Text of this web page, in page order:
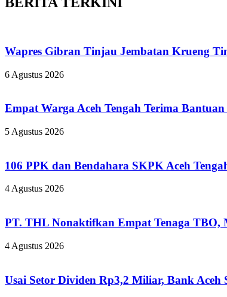
Wapres Gibran Tinjau Jembatan Krueng
6 Agustus 2026
Empat Warga Aceh Tengah Terima
5 Agustus 2026
106 PPK dan Bendahara SKPK Aceh
4 Agustus 2026
PT. THL Nonaktifkan Empat Tenaga TBO,
4 Agustus 2026
Usai Setor Dividen Rp3,2 Miliar, Bank